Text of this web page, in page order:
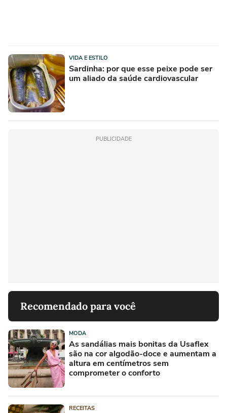
VIDA E ESTILO
Sardinha: por que esse peixe pode ser
um aliado da saúde cardiovascular
PUBLICIDADE
Recomendado para você
MODA
As sandálias mais bonitas da Usaflex
são na cor algodão-doce e aumentam a
altura em centímetros sem
comprometer o conforto
RECEITAS